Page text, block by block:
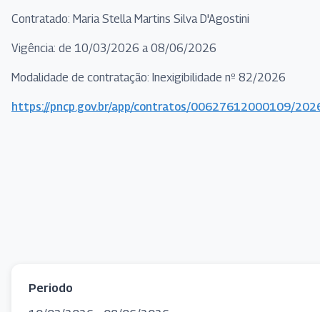
Contratado: Maria Stella Martins Silva D'Agostini
Vigência: de 10/03/2026 a 08/06/2026
Modalidade de contratação: Inexigibilidade nº 82/2026
https://pncp.gov.br/app/contratos/00627612000109/
Periodo